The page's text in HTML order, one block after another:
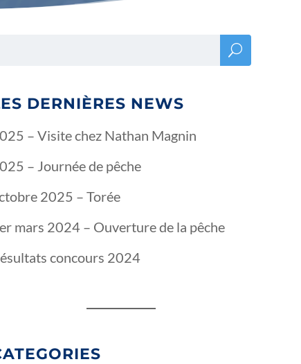
DERNIÈRES NEWS
– Visite chez Nathan Magnin
– Journée de pêche
2025 – Torée
mars 2024 – Ouverture de la pêche
concours 2024